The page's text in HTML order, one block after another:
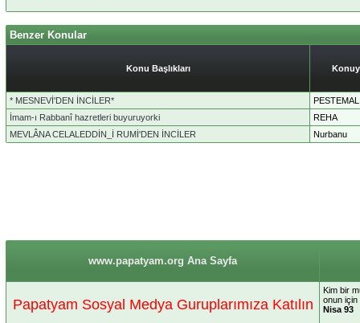
Benzer Konular
Konu Başlıkları
* MESNEVİ'DEN İNCİLER*
PESTEMAL
İmam-ı Rabbanî hazretleri buyuruyorki
REHA
MEVLÂNA CELALEDDİN_İ RUMİ'DEN İNCİLER
Nurbanu
www.papatyam.org Ana Sayfa
Papatyam Sosyal Medya Guruplarımıza Katılın
Kim bir
onun için
Nisa 93